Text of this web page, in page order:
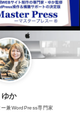
ゆか
ー兼WordPress専門家